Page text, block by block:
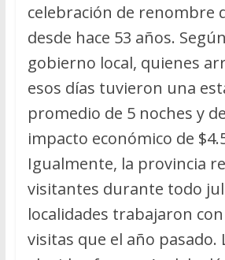
celebración de renombre
desde hace 53 años.
gobierno local, quienes
esos días tuvieron una
promedio de 5 noches y
impacto económico de
Igualmente, la provincia
visitantes durante todo
localidades trabajaron
visitas que el año pasado.